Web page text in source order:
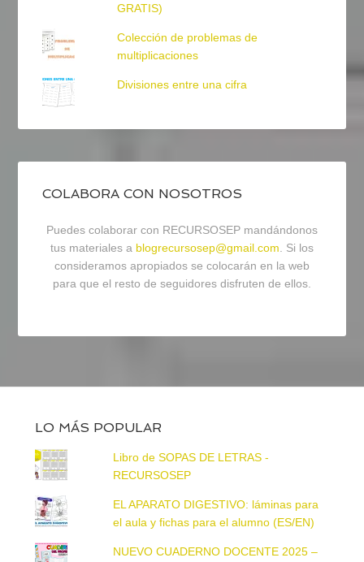
GRATIS)
Colección de problemas de
multiplicaciones
Divisiones entre una cifra
COLABORA CON NOSOTROS
Puedes colaborar con RECURSOSEP mandándonos
tus materiales a blogrecursosep@gmail.com . Si los
consideramos apropiados se colocarán en la web
para que el resto de seguidores disfruten de ellos.
LO MÁS POPULAR
Libro de SOPAS DE LETRAS -
RECURSOSEP
EL APARATO DIGESTIVO: láminas para
el aula y fichas para el alumno (ES/EN)
NUEVO CUADERNO DOCENTE 2025 –